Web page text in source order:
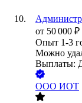
от 50 000 ₽
Опыт 1-3
Можно
Выплаты:
ООО ИОТ